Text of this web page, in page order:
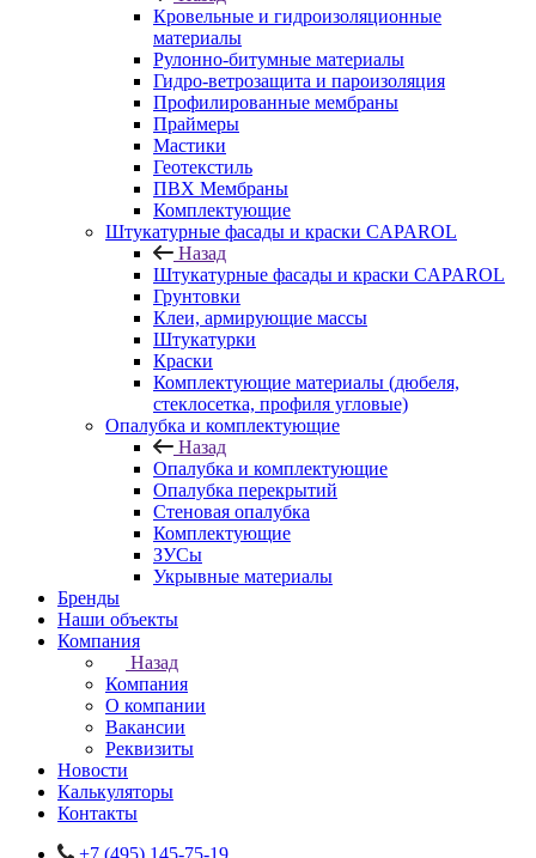
Кровельные и гидроизоляционные
материалы
Рулонно-битумные материалы
Гидро-ветрозащита и пароизоляция
Профилированные мембраны
Праймеры
Мастики
Геотекстиль
ПВХ Мембраны
Комплектующие
Штукатурные фасады и краски CAPAROL
Назад
Штукатурные фасады и краски CAPAROL
Грунтовки
Клеи, армирующие массы
Штукатурки
Краски
Комплектующие материалы (дюбеля,
стеклосетка, профиля угловые)
Опалубка и комплектующие
Назад
Опалубка и комплектующие
Опалубка перекрытий
Стеновая опалубка
Комплектующие
ЗУСы
Укрывные материалы
Бренды
Наши объекты
Компания
Назад
Компания
О компании
Вакансии
Реквизиты
Новости
Калькуляторы
Контакты
+7 (495) 145-75-19